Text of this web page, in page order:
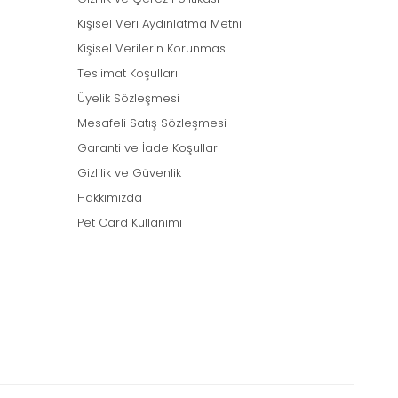
Kişisel Veri Aydınlatma Metni
Kişisel Verilerin Korunması
Teslimat Koşulları
Üyelik Sözleşmesi
Mesafeli Satış Sözleşmesi
Garanti ve İade Koşulları
Gizlilik ve Güvenlik
Hakkımızda
Pet Card Kullanımı